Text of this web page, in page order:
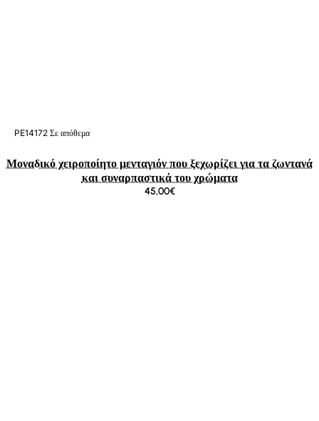
PE14172 Σε απόθεμα
Μοναδικό χειροποίητο μενταγιόν που ξεχωρίζει για τα ζωντανά
και συναρπαστικά του χρώματα
45,00€